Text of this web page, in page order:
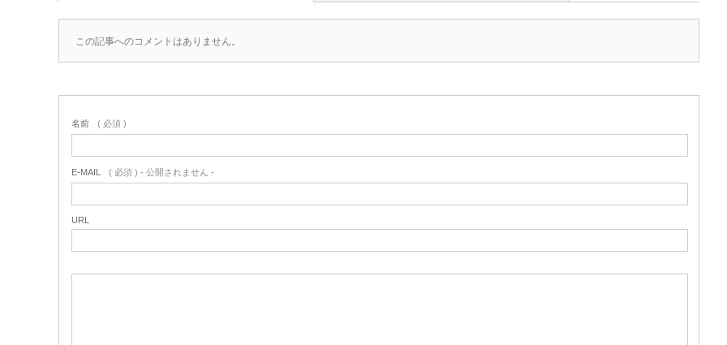
この記事へのコメントはありません。
名前 ( 必須 )
E-MAIL ( 必須 ) - 公開されません -
URL